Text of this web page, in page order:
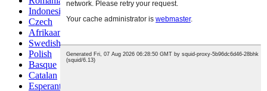
Indonesian
Czech
Afrikaans
Swedish
Polish
Basque
Catalan
Esperanto